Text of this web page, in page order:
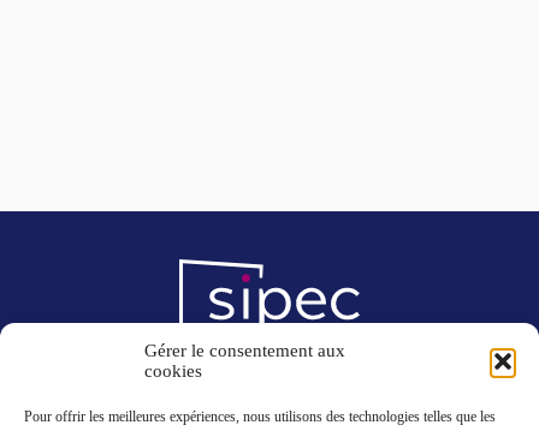
Gérer le consentement aux
cookies
Pour offrir les meilleures expériences, nous utilisons des technologies telles que les
8, rue des Entrepreneurs
ZI de l’Ambrésis